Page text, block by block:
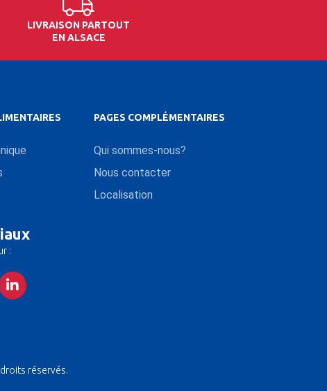
LIVRAISON PARTOUT
EN ALSACE
:
PAGES COMPLÉMENTAIRES
Qui sommes-nous?
Nous contacter
Localisation
droits réservés.